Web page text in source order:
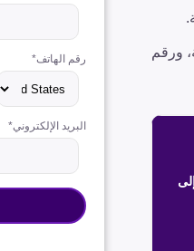
ورقم
رقم الهاتف*
البريد الإلكتروني*